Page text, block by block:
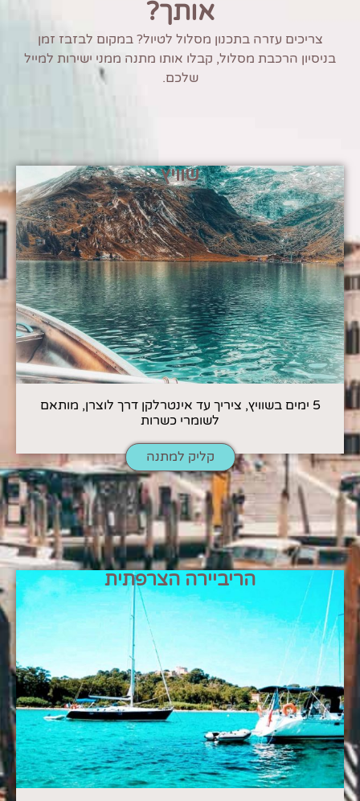
אותך?
צריכים עזרה בתכנון מסלול לטיול? במקום לבזבז זמן
בניסיון הרכבת מסלול, קבלו אותו מתנה ממני ישירות למייל
שלכם.
שוויץ
5 ימים בשוויץ, ציריך עד אינטרלקן דרך לוצרן, מותאם
לשומרי כשרות
קליק למתנה
הריביירה הצרפתית